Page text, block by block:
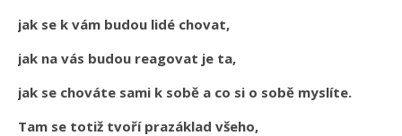
jak se k vám budou lidé chovat,
jak na vás budou reagovat je ta,
jak se chováte sami k sobě a co si o sobě myslíte.
Tam se totiž tvoří prazáklad všeho,